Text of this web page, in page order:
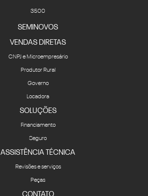
3500
SEMINOVOS
VENDAS DIRETAS
CNPJ e Microempresário
Produtor Rural
Governo
Locadora
SOLUÇÕES
Financiamento
Seguro
ASSISTÊNCIA TÉCNICA
Revisões e serviços
Peças
CONTATO